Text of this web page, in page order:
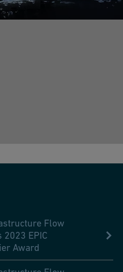
Flow
EPIC
Award